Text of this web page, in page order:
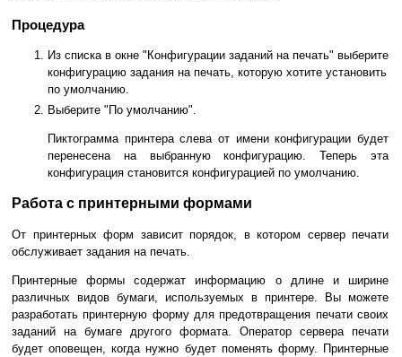
Процедура
Из списка в окне "Конфигурации заданий на печать" выберите
конфигурацию задания на печать, которую хотите установить
по умолчанию.
Выберите "По умолчанию".
Пиктограмма принтера слева от имени конфигурации будет
перенесена на выбранную конфигурацию. Теперь эта
конфигурация становится конфигурацией по умолчанию.
Работа с принтерными формами
От принтерных форм зависит порядок, в котором сервер печати
обслуживает задания на печать.
Принтерные формы содержат информацию о длине и ширине
различных видов бумаги, используемых в принтере. Вы можете
разработать принтерную форму для предотвращения печати своих
заданий на бумаге другого формата. Оператор сервера печати
будет оповещен, когда нужно будет поменять форму. Принтерные